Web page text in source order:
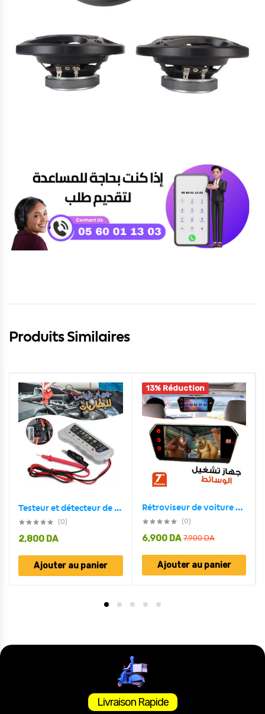
Produits Similaires
Testeur et détecteur de défauts de batterie numérique 12v
(0)
2,800 DA
Ajouter au panier
13% Réduction
Rétroviseur de voiture écran LCD 7 pouces bluetooth, température
(0)
7,900DA
6,900 DA
Ajouter au panier
Livraison Rapide